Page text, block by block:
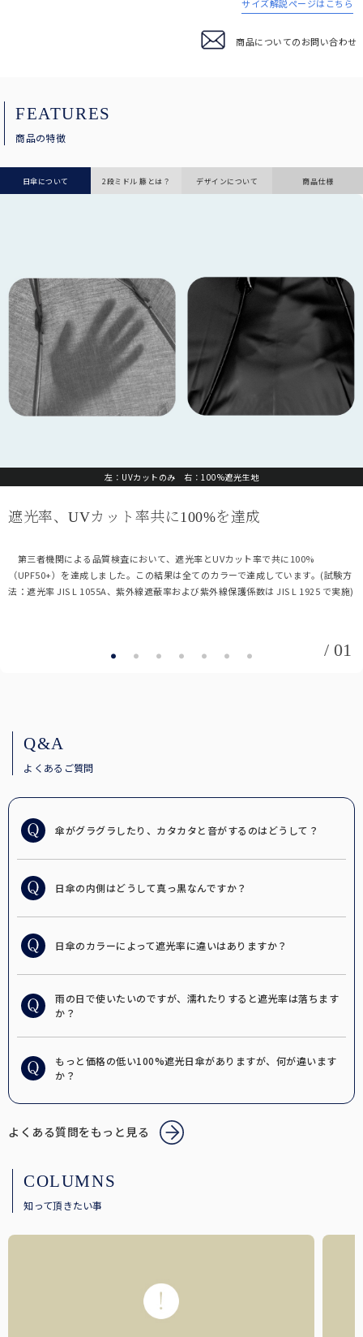
2段折りミドル
ロクロの上げ下げだけで楽に開閉できる大きめタイプ。
2段折りラージ
ミドルサイズ
ショートの次に大きく、雨の日でも安心の大きめサイズです。
女性の一般的な雨傘のサイズに近く、広い範囲で雨や日光をブロック
「仏塔」をモチーフにした小さめで可愛らしい印象のシルエット。
メンズ
男性にもお使いいただきやすい大きなサイズとシンプルなデザイン。
広めのつばであれば首後ろまでしっかり遮光出来る遮光ハット。
キャップ・キャスケット
お顔周りにしっかりと影を作る、キャップ・キャスケット。
髪型を崩さずにお顔周りをしっかり遮光する、バイザータイプの遮光
ロング
袖口と腕回りにゆとりを持たせ、腕回りにはゴムを使用。
手袋
日光過敏症の方のお声から生まれた100%遮光ウェア。
サッと羽織るだけで日差しをブロック。日傘が差せないシーンに。
カーテン
社内やちょっとした小窓で遮光するカーテン。
インナー
アウター
首回り、腕回りの紫外線を98%以上カット。
柔らかな薄手の生地で、スマホ操作や作業がしやすい手袋。
PC用グラス
オフィスでも自然にかけれる、透明度の高いクリアレンズ。
普段お使いの眼鏡の上から、サッとかけるだけで紫外線をカット。
鯖江製オリジナルサングラス
スキンケア
日傘メーカーの経験値を活かした、無添加スキンケアシリーズ。
テラヘルツ鉱石を配合したヘルスサポートシリーズ。
サイズ解説ページはこちら
商品についてのお問い合わせ
FEATURES
商品の特徴
日傘について 2段ミドル 籐とは？ デザインについて 商品仕様
遮光率、UVカット率共に100%を達成
第三者機関による品質検査において、遮光率とUVカット率で共に100%
（UPF50+）を達成しました。この結果は全てのカラーで達成しています。(試験方
法：遮光率 JIS L 1055A、紫外線遮蔽率および紫外線保護係数は JIS L 1925 で実施)
/ 01
左：UVカットのみ 右：100%遮光生地
Q&A
よくあるご質問
傘がグラグラしたり、カタカタと音がするのはどうして？
日傘の内側はどうして真っ黒なんですか？
日傘のカラーによって遮光率に違いはありますか？
雨の日で使いたいのですが、濡れたりすると遮光率は落ちます
か？
もっと価格の低い100%遮光日傘がありますが、何が違います
か？
よくある質問をもっと見る
COLUMNS
知って頂きたい事